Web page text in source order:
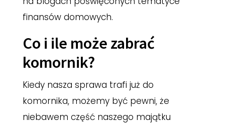
finansów domowych.
Co i ile może zabrać
komornik?
Kiedy nasza sprawa trafi już do
komornika, możemy być pewni, że
niebawem część naszego majątku